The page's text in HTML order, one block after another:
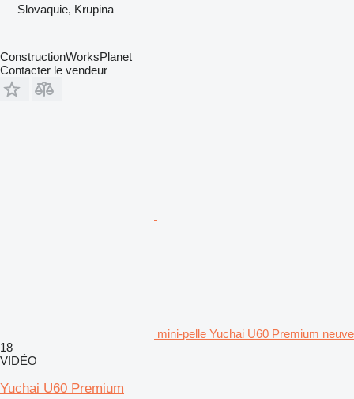
Slovaquie, Krupina
ConstructionWorksPlanet
Contacter le vendeur
mini-pelle Yuchai U60 Premium neuve
18
VIDÉO
Yuchai U60 Premium